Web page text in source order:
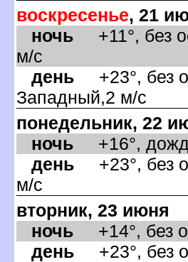
оскресенье, 21
ночь +11°, без
м/с
день +23°, без
Западный,2 м/с
понедельник, 22
ночь +16°,
день +23°, без
м/с
торник, 23 июня
ночь +14°, без
день +23°, без